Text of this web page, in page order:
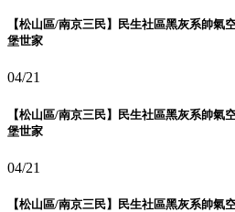
【松山區/南京三民】民生社區黑灰系帥氣
堡世家
04/21
【松山區/南京三民】民生社區黑灰系帥氣
堡世家
04/21
【松山區/南京三民】民生社區黑灰系帥氣